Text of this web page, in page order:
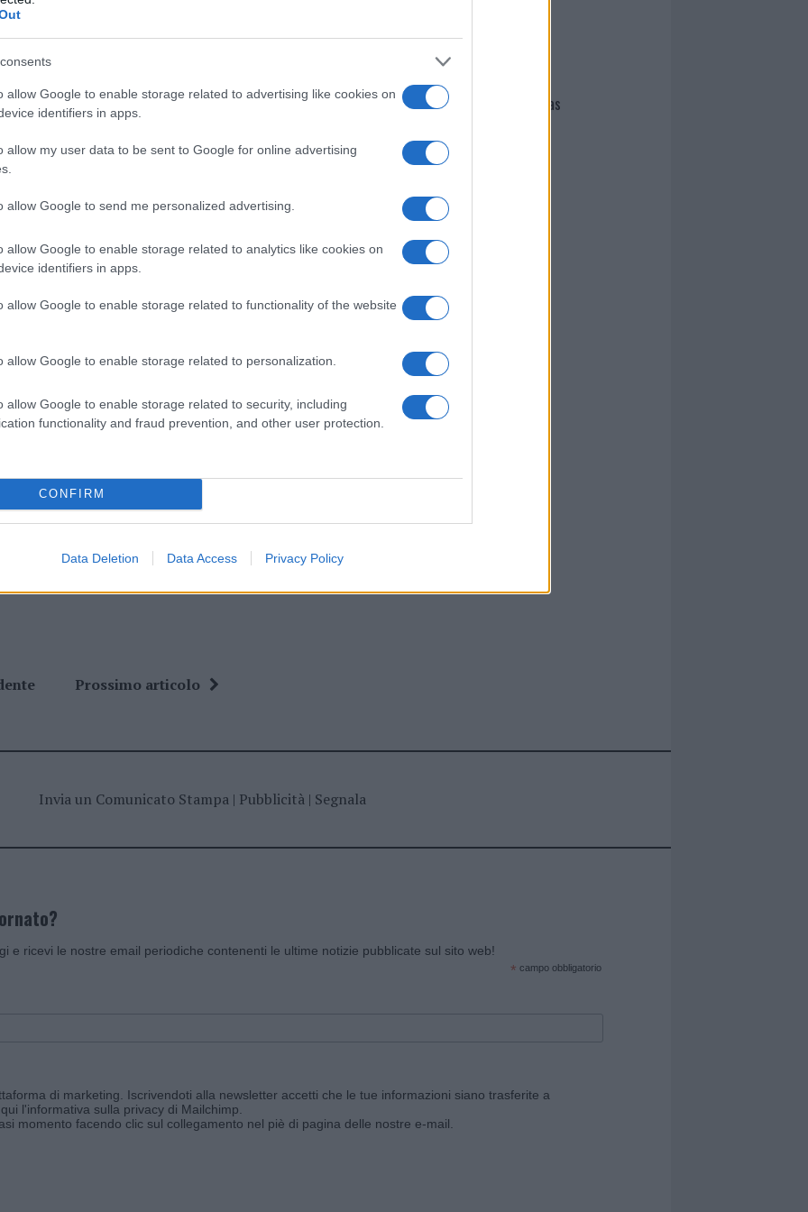
allow Google to enable storage related to advertising like cookies on
identifiers in apps.
allow my user data to be sent to Google for online advertising
allow Google to send me personalized advertising.
allow Google to enable storage related to analytics like cookies on
identifiers in apps.
allow Google to enable storage related to functionality of the website
allow Google to enable storage related to personalization.
allow Google to enable storage related to security, including
functionality and fraud prevention, and other user protection.
CONFIRM
Data Deletion Data Access Privacy Policy
nella sezioneLogin
Serusi Areus Asl Olbia
Notizie Gallura
di GalluraOggi.it
i tuoi video e le tue foto
+39 345 356 7512
news daGoogle News
Prossimo articolo
Giovannimaria Cabras
Invia un Comunicato Stampa| Pubblicità| Segnala
e ricevi le nostre email periodiche contenenti le ultime notizie pubblicate sul sito web!
* campo obbligatorio
di marketing. Iscrivendoti alla newsletter accetti che le tue informazioni siano trasferite a
l'informativa sulla privacy di Mailchimp
momento facendo clic sul collegamento nel piè di pagina delle nostre e-mail.